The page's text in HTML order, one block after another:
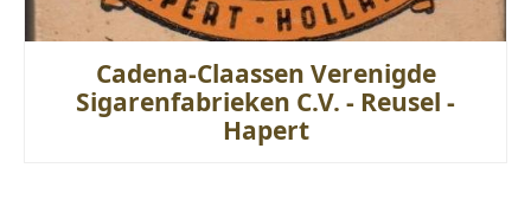
Cadena-Claassen Verenigde
Sigarenfabrieken C.V. - Reusel -
Hapert